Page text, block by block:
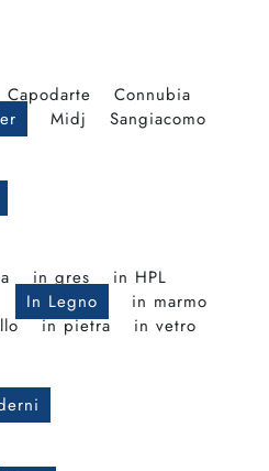
Capodarte
Connubia
Midj Sangiacomo
in gres
in HPL
In Legno
in marmo
in pietra in vetro